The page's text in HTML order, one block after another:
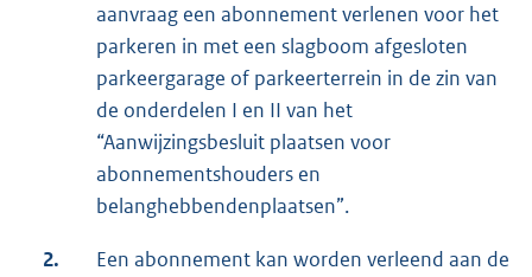
aanvraag een abonnement verlenen voor het
parkeren in met een slagboom afgesloten
parkeergarage of parkeerterrein in de zin van
de onderdelen I en II van het
“Aanwijzingsbesluit plaatsen voor
abonnementshouders en
belanghebbendenplaatsen”.
2.
Een abonnement kan worden verleend aan de